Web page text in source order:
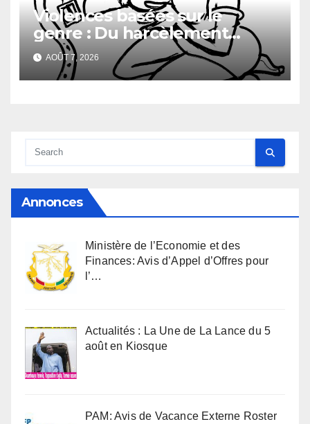
Violences basées sur le
genre : Du harcèlement
sexuel
AOÛT 7, 2026
Annonces
Ministère de l’Economie et des
Finances: Avis d’Appel d’Offres pour
l’…
Actualités : La Une de La Lance du 5
août en Kiosque
PAM: Avis de Vacance Externe Roster